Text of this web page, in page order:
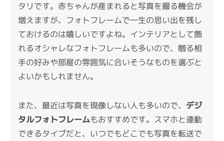
タリです。赤ちゃんが産まれると写真を撮る機会が
増えますが、フォトフレームで一生の思い出を残し
ておけるのは嬉しいですよね。インテリアとして飾
れるオシャレなフォトフレームも多いので、贈る相
手の好みや部屋の雰囲気に合いそうなものを選ぶと
よいかもしれません。
また、最近は写真を現像しない人も多いので、 デジ
タルフォトフレームもおすすめです。スマホと連動
できるタイプだと、いつでもどこでも写真を転送で